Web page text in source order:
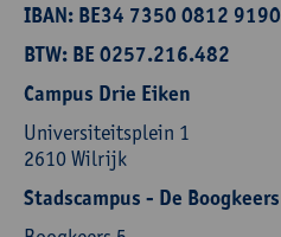
IBAN: BE34 7350 0812 9190
BTW: BE 0257.216.482
Campus Drie Eiken
Universiteitsplein 1
2610 Wilrijk
Stadscampus - De Boogkeers